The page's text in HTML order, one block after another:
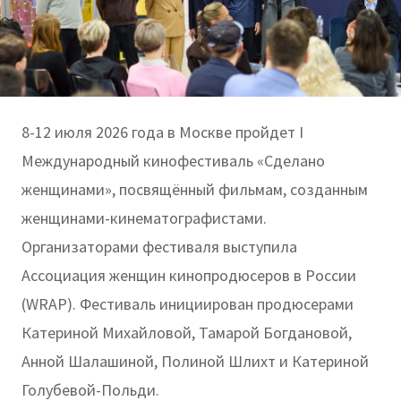
8-12 июля 2026 года в Москве пройдет I
Международный кинофестиваль «Сделано
женщинами», посвящённый фильмам, созданным
женщинами-кинематографистами.
Организаторами фестиваля выступила
Ассоциация женщин кинопродюсеров в России
(WRAP). Фестиваль инициирован продюсерами
Катериной Михайловой, Тамарой Богдановой,
Анной Шалашиной, Полиной Шлихт и Катериной
Голубевой-Польди.